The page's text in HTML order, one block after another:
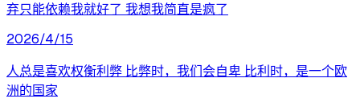
弃只能依赖我就好了 我想我简直是疯了
2026/4/15
人总是喜欢权衡利弊 比弊时，我们会自卑 比利时，是一个欧
洲的国家